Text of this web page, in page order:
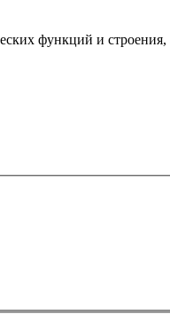
функций и